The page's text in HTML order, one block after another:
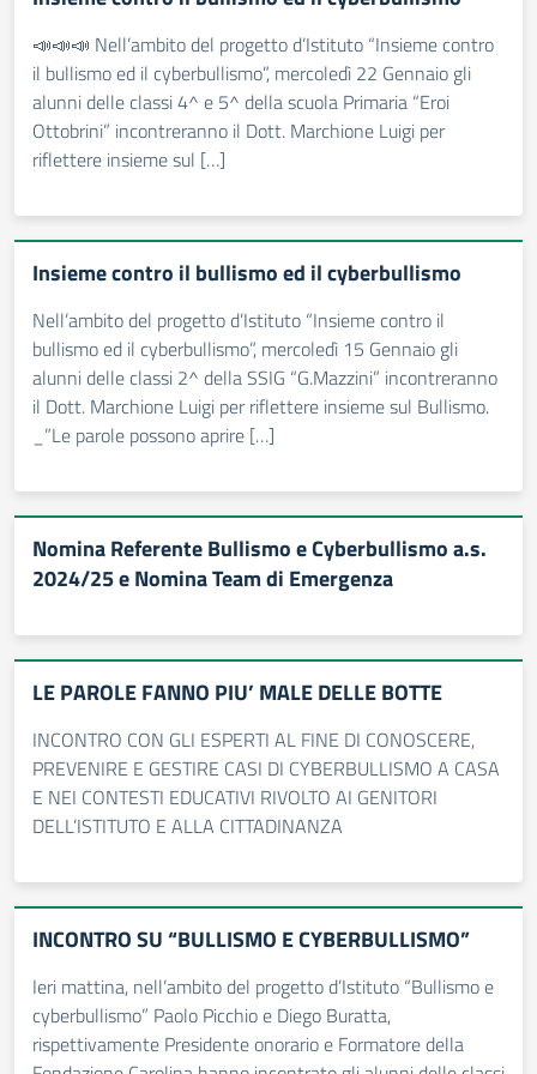
📣📣📣 Nell’ambito del progetto d’Istituto “Insieme contro
il bullismo ed il cyberbullismo”, mercoledì 22 Gennaio gli
alunni delle classi 4^ e 5^ della scuola Primaria “Eroi
Ottobrini” incontreranno il Dott. Marchione Luigi per
riflettere insieme sul […]
Insieme contro il bullismo ed il cyberbullismo
Nell’ambito del progetto d’Istituto “Insieme contro il
bullismo ed il cyberbullismo”, mercoledì 15 Gennaio gli
alunni delle classi 2^ della SSIG “G.Mazzini” incontreranno
il Dott. Marchione Luigi per riflettere insieme sul Bullismo.
_”Le parole possono aprire […]
Nomina Referente Bullismo e Cyberbullismo a.s.
2024/25 e Nomina Team di Emergenza
LE PAROLE FANNO PIU’ MALE DELLE BOTTE
INCONTRO CON GLI ESPERTI AL FINE DI CONOSCERE,
PREVENIRE E GESTIRE CASI DI CYBERBULLISMO A CASA
E NEI CONTESTI EDUCATIVI RIVOLTO AI GENITORI
DELL’ISTITUTO E ALLA CITTADINANZA
INCONTRO SU “BULLISMO E CYBERBULLISMO”
Ieri mattina, nell’ambito del progetto d’Istituto “Bullismo e
cyberbullismo” Paolo Picchio e Diego Buratta,
rispettivamente Presidente onorario e Formatore della